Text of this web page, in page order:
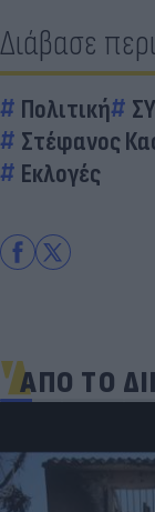
Διάβασε
Πολιτική
Στέφανος
Εκλογές
ΑΠΟ ΤΟ